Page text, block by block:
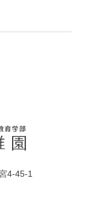
4-45-1